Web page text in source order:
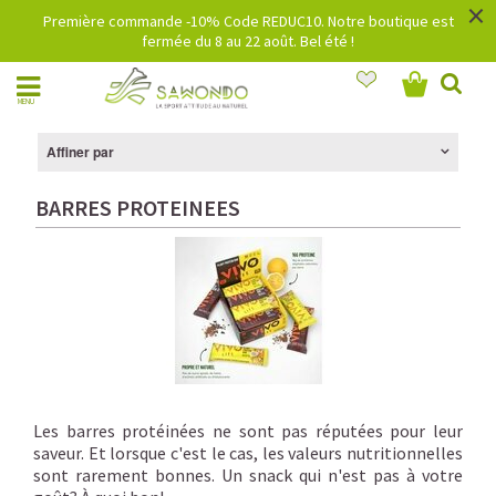
Première commande -10% Code REDUC10. Notre boutique est
fermée du 8 au 22 août. Bel été !
×
MENU
Affiner par
BARRES PROTEINEES
Les barres protéinées ne sont pas réputées pour leur
saveur. Et lorsque c'est le cas, les valeurs nutritionnelles
sont rarement bonnes. Un snack qui n'est pas à votre